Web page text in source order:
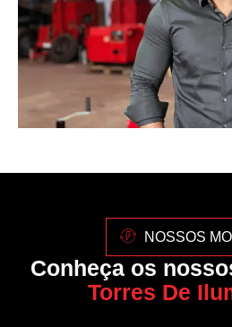
NOSSOS
Conheça os
Torres De